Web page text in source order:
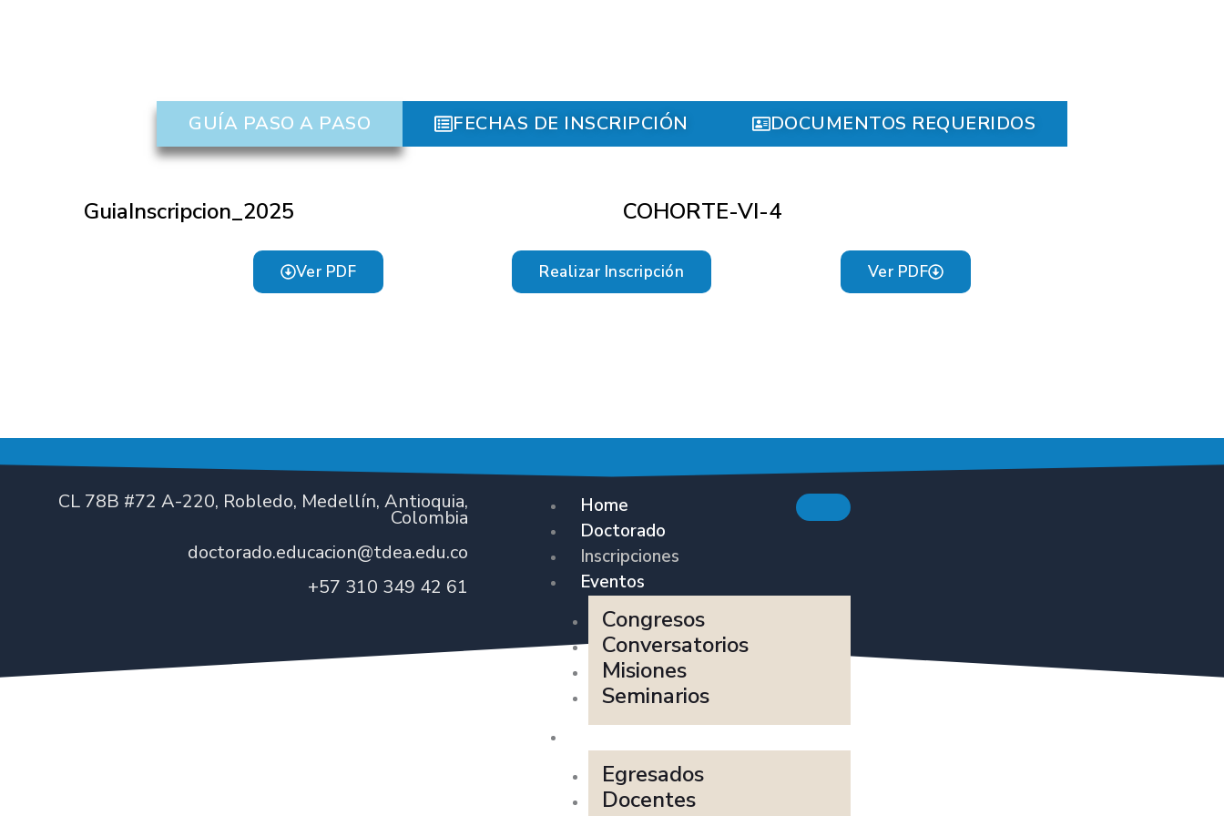
GUÍA PASO A PASO FECHAS DE INSCRIPCIÓN DOCUMENTOS REQUERIDOS
Ver PDF Realizar Inscripción Ver PDF
GuiaInscripcion_2025 COHORTE-VI-4
CL 78B #72 A-220, Robledo, Medellín, Antioquia,
Colombia
doctorado.educacion@tdea.edu.co
+57 310 349 42 61
Home
Doctorado
Inscripciones
Eventos
Congresos
Conversatorios
Misiones
Seminarios
Egresados
Docentes